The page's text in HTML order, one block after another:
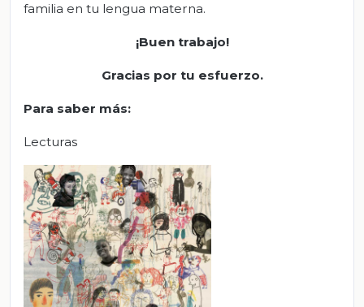
familia en tu lengua materna.
¡Buen trabajo!
Gracias por tu esfuerzo.
Para saber más:
Lecturas